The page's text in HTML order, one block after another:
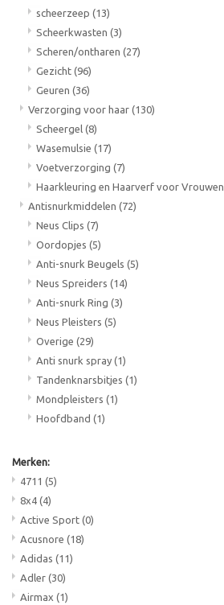
scheerzeep (13)
Scheerkwasten (3)
Scheren/ontharen (27)
Gezicht (96)
Geuren (36)
Verzorging voor haar (130)
Scheergel (8)
Wasemulsie (17)
Voetverzorging (7)
Haarkleuring en Haarverf voor Vrouwen
Antisnurkmiddelen (72)
Neus Clips (7)
Oordopjes (5)
Anti-snurk Beugels (5)
Neus Spreiders (14)
Anti-snurk Ring (3)
Neus Pleisters (5)
Overige (29)
Anti snurk spray (1)
Tandenknarsbitjes (1)
Mondpleisters (1)
Hoofdband (1)
Merken:
4711 (5)
8x4 (4)
Active Sport (0)
Acusnore (18)
Adidas (11)
Adler (30)
Airmax (1)